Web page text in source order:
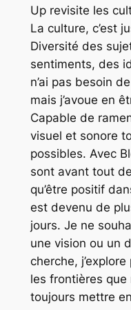
Up revisite les
La culture, c’est
Diversité des
sentiments, des
n’ai pas besoin
mais j’avoue en
Capable de
visuel et sonore
possibles. Avec
sont avant tout
qu’être positif
est devenu de
jours. Je ne
une vision ou un
cherche,
les frontières
toujours mettre